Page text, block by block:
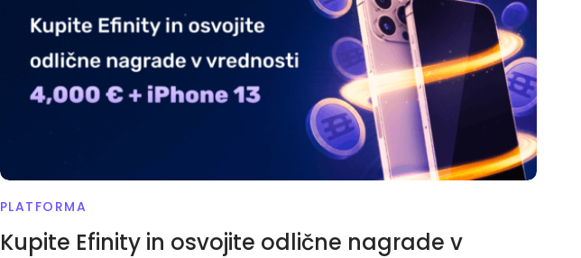
PLATFORMA
Kupite Efinity in osvojite odlične nagrade v